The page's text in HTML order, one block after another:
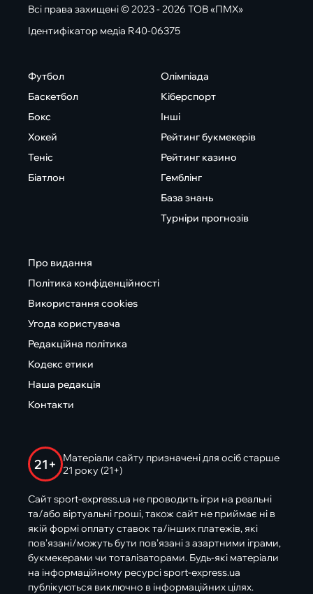
Всі права захищені © 2023 - 2026 ТОВ «ПМХ»
Ідентифікатор медіа R40-06375
Футбол
Баскетбол
Бокс
Хокей
Теніс
Біатлон
Олімпіада
Кіберспорт
Інші
Рейтинг букмекерів
Рейтинг казино
Гемблінг
База знань
Турніри прогнозів
Про видання
Політика конфіденційності
Використання cookies
Угода користувача
Редакційна політика
Кодекс етики
Наша редакція
Контакти
21+
Матеріали сайту призначені для осіб старше
21 року (21+)
Сайт sport-express.ua не проводить ігри на реальні
та/або віртуальні гроші, також сайт не приймає ні в
якій формі оплату ставок та/інших платежів, які
пов’язані/можуть бути пов’язані з азартними іграми,
букмекерами чи тоталізаторами. Будь-які матеріали
на інформаційному ресурсі sport-express.ua
публікуються виключно в інформаційних цілях.